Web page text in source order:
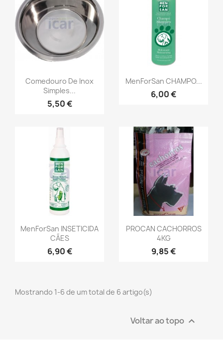
Comedouro De Inox
Simples...
5,50 €
MenForSan CHAMPO...
6,00 €
MenForSan INSETICIDA
CÃES
6,90 €
PROCAN CACHORROS
4KG
9,85 €
Mostrando 1-6 de um total de 6 artigo(s)
Voltar ao topo 